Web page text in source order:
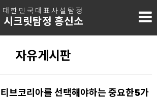
대한민국대표사설탐정
시크릿탐정 흥신소
자유게시판
브코리아를 선택해야하는 중요한5가